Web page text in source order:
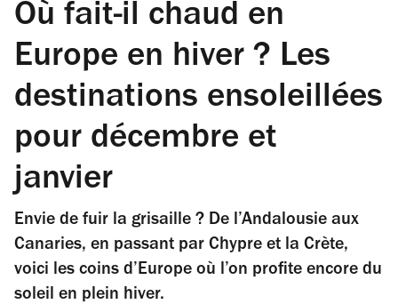
Où fait-il chaud en
Europe en hiver ? Les
destinations ensoleillées
pour décembre et
janvier
Envie de fuir la grisaille ? De l’Andalousie aux
Canaries, en passant par Chypre et la Crète,
voici les coins d’Europe où l’on profite encore du
soleil en plein hiver.